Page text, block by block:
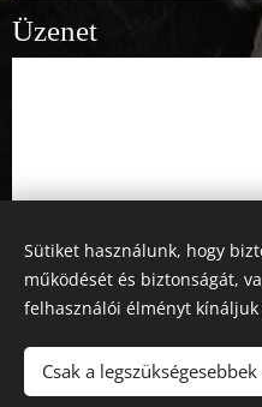
Üzenet
Sütiket használunk, hogy
működését és biztonságát,
felhasználói élményt kínáljuk
Csak a